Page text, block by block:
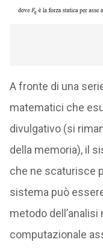
A fronte di una
matematici che
divulgativo (si
della memoria), il
che ne scaturisce
sistema può
metodo dell’analisi
computazionale